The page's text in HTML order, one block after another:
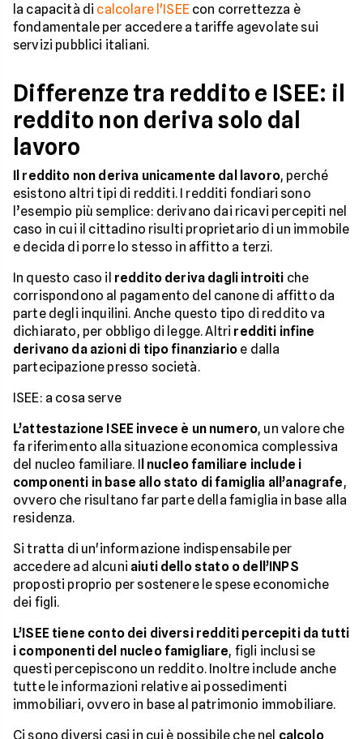
la capacità di calcolare l'ISEEcon correttezza è
fondamentale per accedere a tariffe agevolate sui
servizi pubblici italiani.
Differenze tra reddito e ISEE: il
reddito non deriva solo dal
lavoro
Il reddito non deriva unicamente dal lavoro, perché
esistono altri tipi di redditi. I redditi fondiari sono
l’esempio più semplice: derivano dai ricavi percepiti nel
caso in cui il cittadino risulti proprietario di un immobile
e decida di porre lo stesso in affitto a terzi.
In questo caso il reddito deriva dagli introiti che
corrispondono al pagamento del canone di affitto da
parte degli inquilini. Anche questo tipo di reddito va
dichiarato, per obbligo di legge. Altri redditi infine
derivano da azioni di tipo finanziario e dalla
partecipazione presso società.
ISEE: a cosa serve
L’attestazione ISEE invece è un numero, un valore che
fa riferimento alla situazione economica complessiva
del nucleo familiare. I l nucleo familiare include i
componenti in base allo stato di famiglia all’anagrafe,
ovvero che risultano far parte della famiglia in base alla
residenza.
Si tratta di un'informazione indispensabile per
accedere ad alcuni aiuti dello stato o dell’INPS
proposti proprio per sostenere le spese economiche
dei figli.
L’ISEE tiene conto dei diversi redditi percepiti da tutti
i componenti del nucleo famigliare, figli inclusi se
questi percepiscono un reddito. Inoltre include anche
tutte le informazioni relative ai possedimenti
immobiliari, ovvero in base al patrimonio immobiliare.
Ci sono diversi casi in cui è possibile che nel calcolo